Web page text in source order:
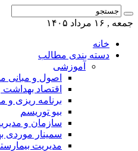
جمعه , ۱۶ مرداد ۱۴۰۵
خانه
دسته بندی مطالب
آموزشی
اصول و مبانی
اقتصاد
برنامه ریزی و
بیو توریسم
سازمان و
سمینار موردی
مدیریت